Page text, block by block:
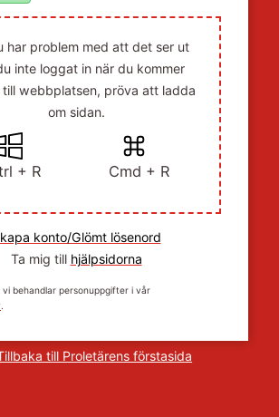
har problem med att det ser ut
inte loggat in när du kommer
webbplatsen, pröva att ladda
om sidan.
+ R Cmd + R
konto/Glömt lösenord
Ta mig till hjälpsidorna
vi behandlar personuppgifter i vår
.
till Proletärens förstasida